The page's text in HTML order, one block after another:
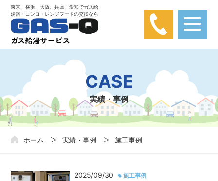
東京、横浜、大阪、兵庫、愛知でガス給
湯器・コンロ・レンジフードの交換なら
【弊社は楽天カード問い合わせとは関係あり
ません】
楽天カードに関する問い合わせが弊社にかかってきておりま
す。弊社は楽天カードと関わりはありませんので、ご注意くだ
さい。
CASE
実績・事例
ホーム 実績・事例 施工事例
2025/09/30 施工事例